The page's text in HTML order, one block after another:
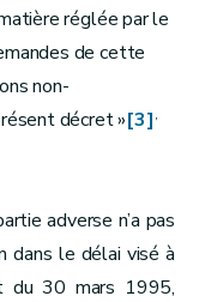
réglée par le
de cette
non-
décret »[3],
adverse n’a pas
dans le délai visé à
du 30 mars 1995,